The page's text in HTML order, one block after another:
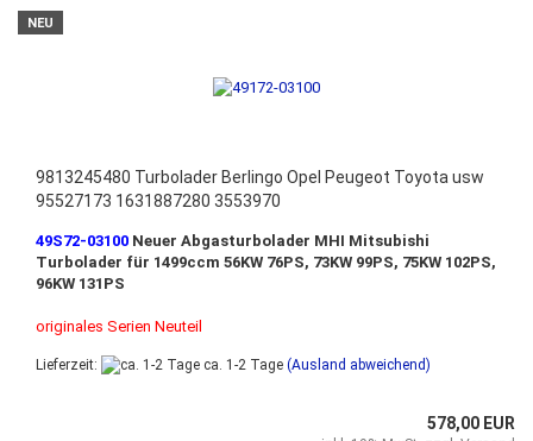
NEU
9813245480 Turbolader Berlingo Opel Peugeot Toyota usw
95527173 1631887280 3553970
49S72-03100 Neuer Abgasturbolader MHI Mitsubishi
Turbolader für 1499ccm 56KW 76PS, 73KW 99PS, 75KW 102PS,
96KW 131PS
originales Serien Neuteil
Lieferzeit: ca. 1-2 Tage (Ausland abweichend)
578,00 EUR